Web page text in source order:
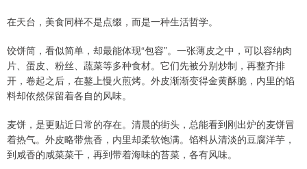
在天台，美食同样不是点缀，而是一种生活哲学。
饺饼筒，看似简单，却最能体现“包容”。一张薄皮之中，可以容纳肉
片、蛋皮、粉丝、蔬菜等多种食材。它们先被分别炒制，再整齐排
开，卷起之后，在鏊上慢火煎烤。外皮渐渐变得金黄酥脆，内里的馅
料却依然保留着各自的风味。
麦饼，是更贴近日常的存在。清晨的街头，总能看到刚出炉的麦饼冒
着热气。外皮略带焦香，内里却柔软饱满。馅料从清淡的豆腐洋芋，
到咸香的咸菜菜干，再到带着海味的苔菜，各有风味。